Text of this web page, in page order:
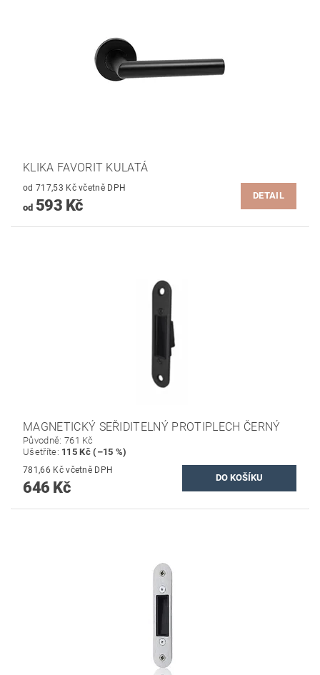
KLIKA FAVORIT KULATÁ
od 717,53 Kč včetně DPH
od593 Kč
DETAIL
MAGNETICKÝ SEŘIDITELNÝ PROTIPLECH ČERNÝ
Původně: 761 Kč
Ušetříte: 115 Kč (–15 %)
781,66 Kč včetně DPH
646 Kč